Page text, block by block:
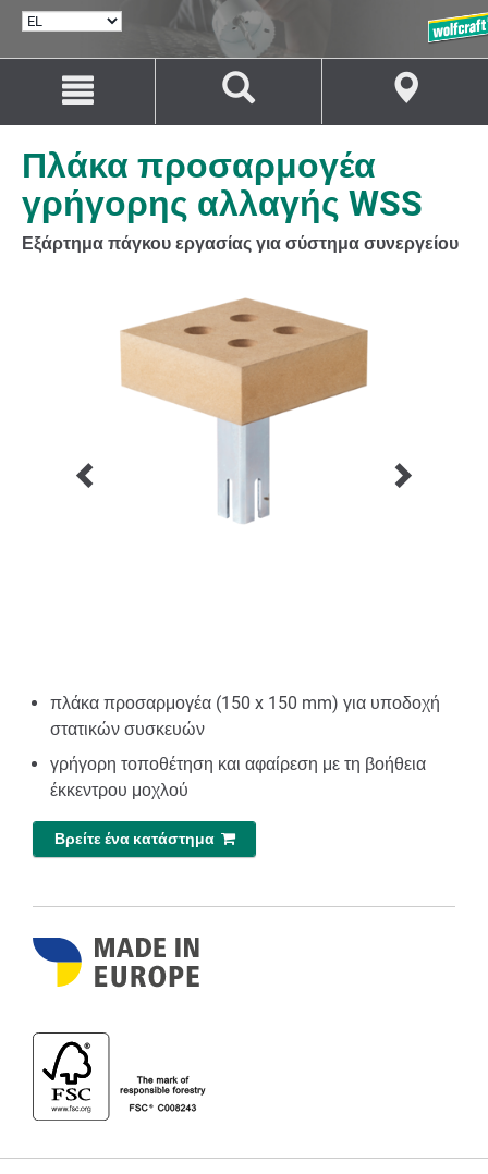
ΕΠΙΛΟΓΉ
Μετάβαση
περιεχόμενο
Μετάβαση
πλοήγηση
Πλάκα προσαρμογέα
γρήγορης αλλαγής WSS
Εξάρτημα πάγκου εργασίας για σύστημα συνεργείου
πλάκα προσαρμογέα (150 x 150 mm) για υποδοχή
στατικών συσκευών
γρήγορη τοποθέτηση και αφαίρεση με τη βοήθεια
έκκεντρου μοχλού
Βρείτε ένα κατάστημα